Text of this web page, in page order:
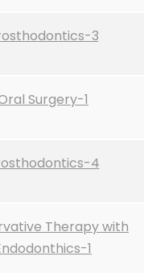
3
Surgery-1
4
Therapy with
1